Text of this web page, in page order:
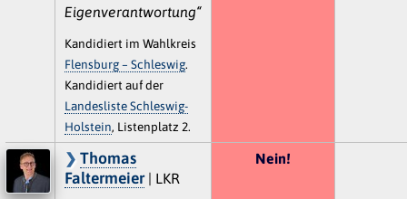
Eigenverantwortung“
Kandidiert im Wahlkreis
Flensburg – Schleswig.
Kandidiert auf der
Landesliste Schleswig-
Holstein, Listenplatz 2.
Thomas
Faltermeier| LKR
Nein!